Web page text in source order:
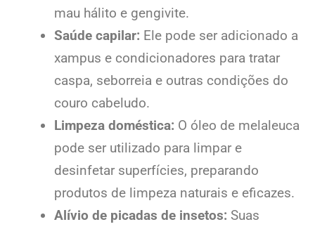
mau hálito e gengivite.
Saúde capilar: Ele pode ser adicionado a
xampus e condicionadores para tratar
caspa, seborreia e outras condições do
couro cabeludo.
Limpeza doméstica: O óleo de melaleuca
pode ser utilizado para limpar e
desinfetar superfícies, preparando
produtos de limpeza naturais e eficazes.
Alívio de picadas de insetos: Suas